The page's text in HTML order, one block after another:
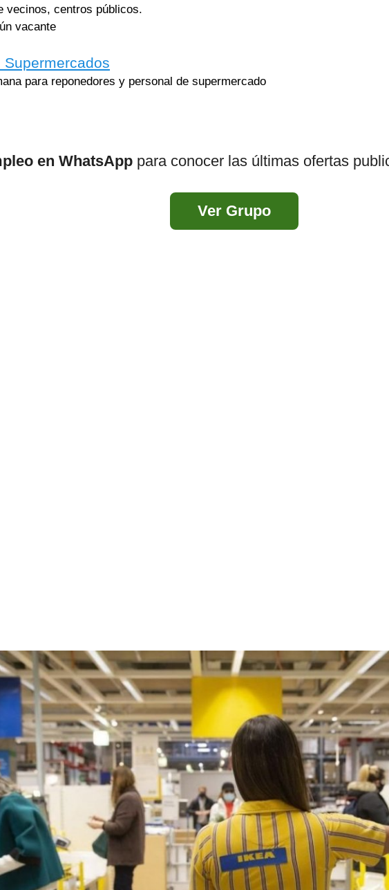
vecinos, centros públicos.
vacante
para reponedores y personal de supermercado
en WhatsApp para conocer las últimas ofertas
Ver Grupo